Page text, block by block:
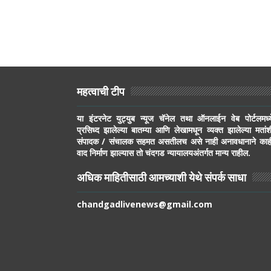
महत्वाची टीप
या इंटरनेट युट्युब न्यूज चॅनेल तथा ऑनलाईन वेब
प्रसिध्द झालेल्या बातम्या आणि लेखामधून व्यक्त झालेल्या
संपादक / संचालक सहमत असतीलच असे नाही अनावधानाने
वाद निर्माण झाल्यास तो चंदगड न्यायालयअंतर्गत मान्य राहील.
अधिक माहितीसाठी आमच्याशी येथे संपर्क साधा
chandgadlivenews@gmail.com